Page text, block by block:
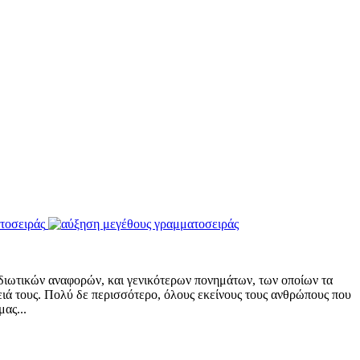
αναφορών, και γενικότερων πονημάτων, των οποίων τα
τους. Πολύ δε περισσότερο, όλους εκείνους τους ανθρώπους που